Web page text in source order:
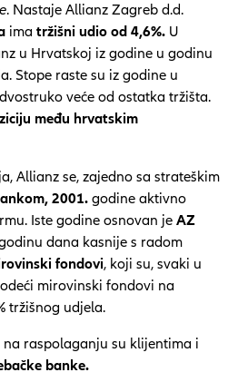
. Nastaje Allianz Zagreb d.d.
ima tržišni udio od 4,6%. U
u Hrvatskoj iz godine u godinu
Stope raste su iz godine u
veće od ostatka tržišta.
među hrvatskim
Allianz se, zajedno sa strateškim
2001. godine aktivno
Iste godine osnovan je AZ
dana kasnije s radom
fondovi, koji su, svaki u
mirovinski fondovi na
tržišnog udjela.
raspolaganju su klijentima i
banke.